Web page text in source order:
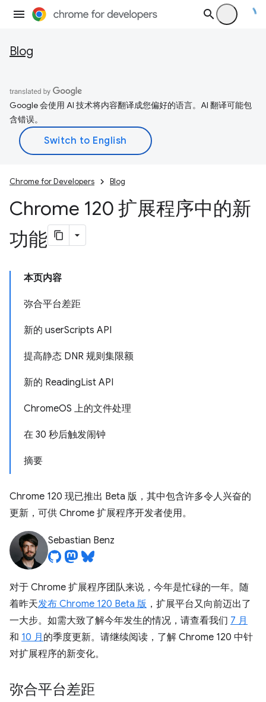
Blog
Google 会使用 AI 技术将内容翻译成您偏好的语言。AI 翻译可能包
含错误。
Chrome for Developers Blog
Chrome 120 扩展程序中的新
功能
本页内容
弥合平台差距
新的 userScripts API
提高静态 DNR 规则集限额
新的 ReadingList API
ChromeOS 上的文件处理
在 30 秒后触发闹钟
摘要
Chrome 120 现已推出 Beta 版，其中包含许多令人兴奋的
更新，可供 Chrome 扩展程序开发者使用。
Sebastian Benz
对于 Chrome 扩展程序团队来说，今年是忙碌的一年。随
着昨天发布 Chrome 120 Beta 版 ，扩展平台又向前迈出了
一大步。如需大致了解今年发生的情况，请查看我们 7 月
和 10 月 的季度更新。请继续阅读，了解 Chrome 120 中针
对扩展程序的新变化。
弥合平台差距